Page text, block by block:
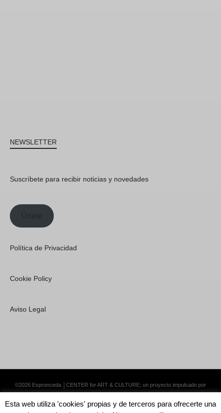
NEWSLETTER
Suscríbete para recibir noticias y novedades
Únete
Política de Privacidad
Cookie Policy
Aviso Legal
©2026 Espronceda │CENTER for ART & CULTURE; un proyecto impulsado por
Esta web utiliza 'cookies' propias y de terceros para ofrecerte una